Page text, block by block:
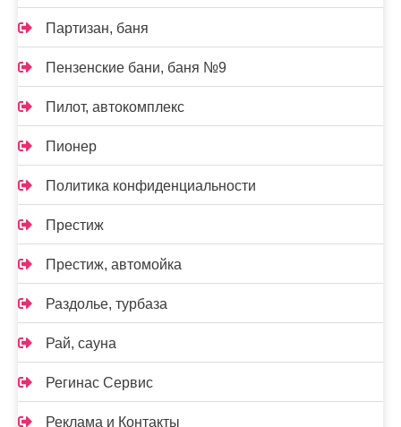
Партизан, баня
Пензенские бани, баня №9
Пилот, автокомплекс
Пионер
Политика конфиденциальности
Престиж
Престиж, автомойка
Раздолье, турбаза
Рай, сауна
Регинас Сервис
Реклама и Контакты